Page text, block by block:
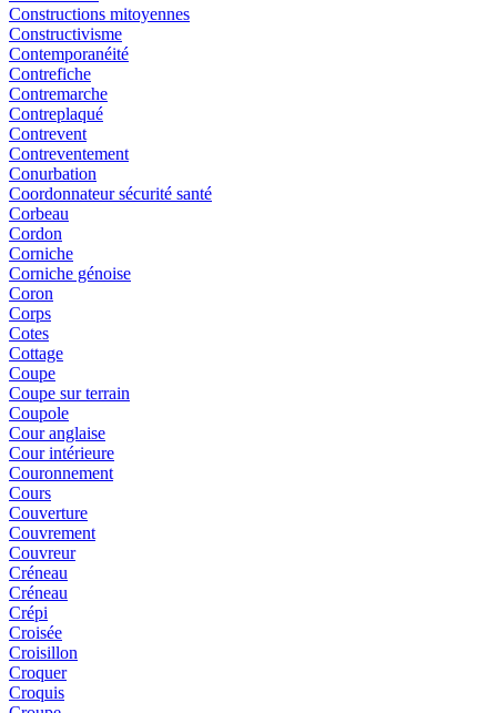
Constructions mitoyennes
Constructivisme
Contemporanéité
Contrefiche
Contremarche
Contreplaqué
Contrevent
Contreventement
Conurbation
Coordonnateur sécurité santé
Corbeau
Cordon
Corniche
Corniche génoise
Coron
Corps
Cotes
Cottage
Coupe
Coupe sur terrain
Coupole
Cour anglaise
Cour intérieure
Couronnement
Cours
Couverture
Couvrement
Couvreur
Créneau
Créneau
Crépi
Croisée
Croisillon
Croquer
Croquis